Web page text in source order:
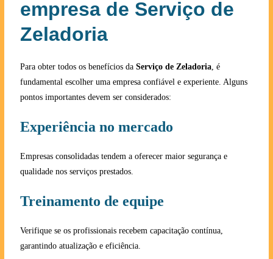
empresa de Serviço de
Zeladoria
Para obter todos os benefícios da Serviço de Zeladoria, é
fundamental escolher uma empresa confiável e experiente. Alguns
pontos importantes devem ser considerados:
Experiência no mercado
Empresas consolidadas tendem a oferecer maior segurança e
qualidade nos serviços prestados.
Treinamento de equipe
Verifique se os profissionais recebem capacitação contínua,
garantindo atualização e eficiência.